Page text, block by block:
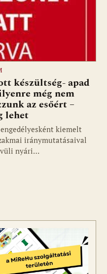
készültség- apad
még nem
az esőért –
lehet
kiemelt
iránymutatásaival
nyári…